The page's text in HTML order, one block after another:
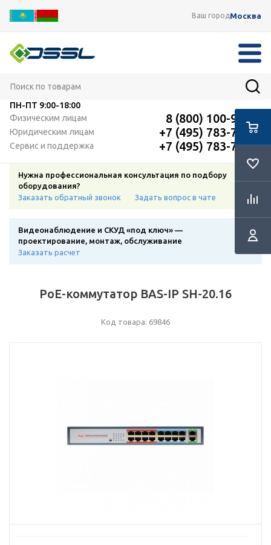
Ваш городМосква
ПН-ПТ 9:00-18:00
Физическим лицам
8 (800) 100-91-12
Юридическим лицам +7 (495) 783-72-87
Сервис и поддержка +7 (495) 783-72-87
Нужна профессиональная консультация по подбору
оборудования?
Заказать обратный звонок
Задать вопрос в чате
Видеонаблюдение и СКУД «под ключ» —
проектирование, монтаж, обслуживание
Заказать расчет
PoE-коммутатор BAS-IP SH-20.16​
Код товара: 69846